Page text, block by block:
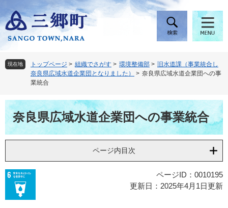
ー
ジ
頭
で
ニ
ュ
飛
ば
本
へ
現在地 トップページ > 組織でさがす > 環境整備部 >
旧水道課（事業統合し
奈良県広域水道企業団となりました）
> 奈良県広域水道企業団への事
業統合
本
文奈良県広域水道企業団への事業統合
ページ内目次
ページID：0010195
更新日：2025年4月1日更新